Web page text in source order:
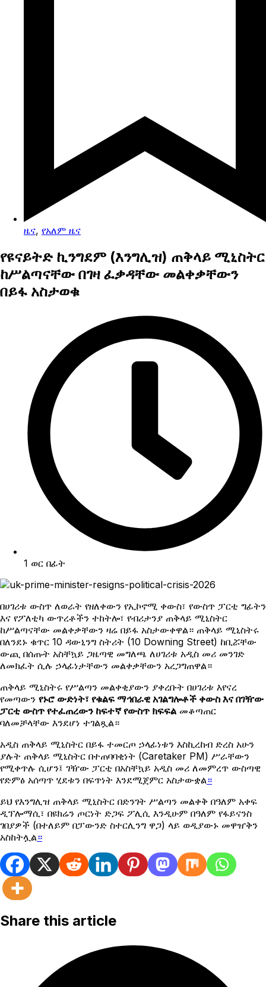
ዜና, የአለም ዜና
የዩናይትድ ኪንግደም (እንግሊዝ) ጠቅላይ ሚኒስትር
ከሥልጣናቸው በገዛ ፈቃዳቸው መልቀቃቸውን
በይፋ አስታወቁ
1 ወር በፊት
በሀገሪቱ ውስጥ ለወራት የዘለቀውን የኢኮኖሚ ቀውስ፣ የውስጥ ፓርቲ ግፊትን
እና የፖለቲካ ውጥረቶችን ተከትሎ፣ የብሪታንያ ጠቅላይ ሚኒስትር
ከሥልጣናቸው መልቀቃቸውን ዛሬ በይፋ አስታውቀዋል። ጠቅላይ ሚኒስትሩ
በለንደኑ ቁጥር 10 ዳውኒንግ ስትሪት (10 Downing Street) ከቢሯቸው
ውጪ በሰጡት አስቸኳይ ጋዜጣዊ መግለጫ ለሀገሪቱ አዲስ መሪ መንገድ
ለመክፈት ሲሉ ኃላፊነታቸውን መልቀቃቸውን አረጋግጠዋል።
ጠቅላይ ሚኒስትሩ የሥልጣን መልቀቂያውን ያቀረቡት በሀገሪቱ እየናረ
የመጣውን የኑሮ ውድነት፣ የቁልፍ ማኅበራዊ አገልግሎቶች ቀውስ እና በገዥው
ፓርቲ ውስጥ የተፈጠረውን ከፍተኛ የውስጥ ክፍፍል መቆጣጠር
ባለመቻላቸው እንደሆነ ተገልጿል።
አዲስ ጠቅላይ ሚኒስትር በይፋ ተመርጦ ኃላፊነቱን እስኪረከብ ድረስ አሁን
ያሉት ጠቅላይ ሚኒስትር በተጠባባቂነት (Caretaker PM) ሥራቸውን
የሚቀጥሉ ሲሆን፤ ገዥው ፓርቲ በአስቸኳይ አዲስ መሪ ለመምረጥ ውስጣዊ
የድምፅ አሰጣጥ ሂደቱን በፍጥነት እንደሚጀምር አስታውቋል።
ይህ የእንግሊዝ ጠቅላይ ሚኒስትር በድንገት ሥልጣን መልቀቅ በዓለም አቀፍ
ዲፕሎማሲ፣ በዩክሬን ጦርነት ድጋፍ ፖሊሲ እንዲሁም በዓለም የፋይናንስ
ገበያዎች (በተለይም በፓውንድ ስተርሊንግ ዋጋ) ላይ ወዲያውኑ መዋዠቅን
አስከትሏል።
Share this article